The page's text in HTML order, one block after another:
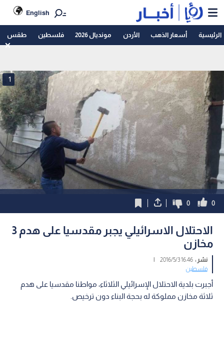
English
الرئيسية أسعار الذهب الأردن مونديال 2026 فلسطين طقس
1
0
0
الاحتلال الاسرائيلي يجبر مقدسيا على هدم 3
مخازن
نشر :16:46 2016/5/3
|
فلسطين
أجبرت بلدية الاحتلال الإسرائيلي الثلاثاء، مواطنا مقدسيا على هدم
ثلاثة مخازن مملوكة له بحجة البناء دون ترخيص.